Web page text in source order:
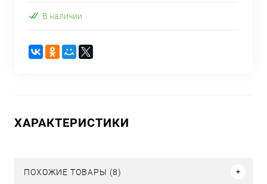
В наличии
ХАРАКТЕРИСТИКИ
ПОХОЖИЕ ТОВАРЫ (8)